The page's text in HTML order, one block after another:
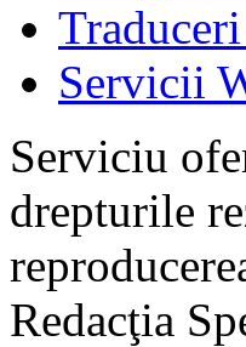
Servicii
Serviciu
drepturile
Redacţia